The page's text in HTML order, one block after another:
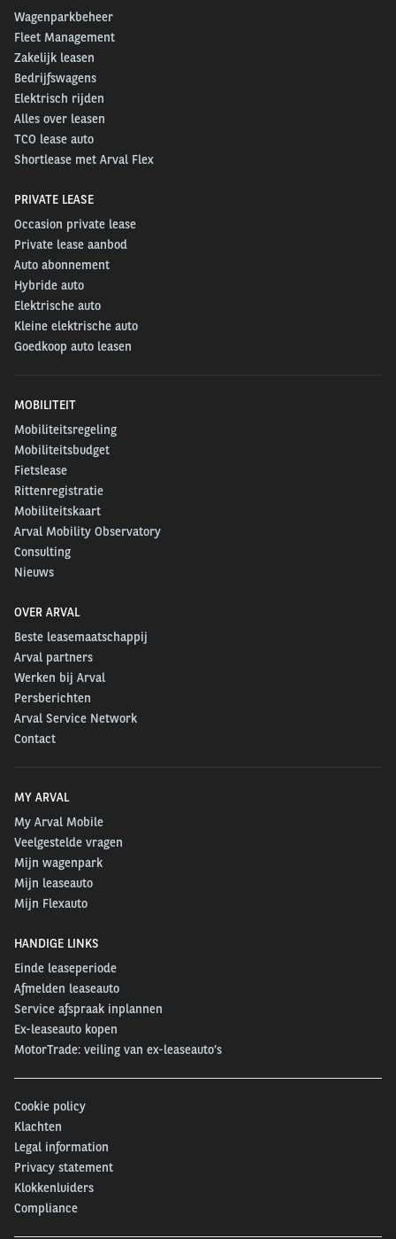
Wagenparkbeheer
Fleet Management
Zakelijk leasen
Bedrijfswagens
Elektrisch rijden
Alles over leasen
TCO lease auto
Shortlease met Arval Flex
PRIVATE LEASE
Occasion private lease
Private lease aanbod
Auto abonnement
Hybride auto
Elektrische auto
Kleine elektrische auto
Goedkoop auto leasen
MOBILITEIT
Mobiliteitsregeling
Mobiliteitsbudget
Fietslease
Rittenregistratie
Mobiliteitskaart
Arval Mobility Observatory
Consulting
Nieuws
OVER ARVAL
Beste leasemaatschappij
Arval partners
Werken bij Arval
Persberichten
Arval Service Network
Contact
MY ARVAL
My Arval Mobile
Veelgestelde vragen
Mijn wagenpark
Mijn leaseauto
Mijn Flexauto
HANDIGE LINKS
Einde leaseperiode
Afmelden leaseauto
Service afspraak inplannen
Ex-leaseauto kopen
MotorTrade: veiling van ex-leaseauto’s
Cookie policy
Klachten
Legal information
Privacy statement
Klokkenluiders
Compliance